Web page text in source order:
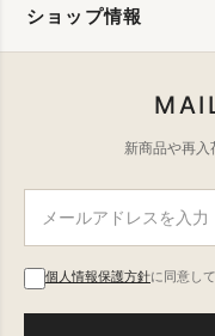
ショップ情報
新商品や再入
個人情報保護方針に同意し